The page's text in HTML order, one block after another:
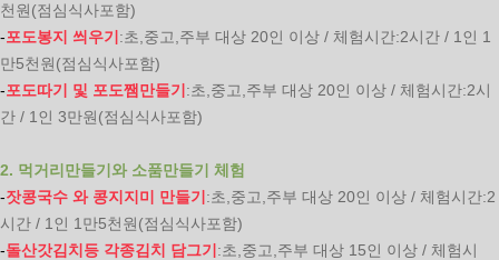
천원(점심식사포함)
-포도봉지 씌우기 :초,중고,주부 대상 20인 이상 / 체험시간:2시간 / 1인 1
만5천원(점심식사포함)
-포도따기 및 포도쨈만들기 :초,중고,주부 대상 20인 이상 / 체험시간:2시
간 / 1인 3만원(점심식사포함)
2. 먹거리만들기와 소품만들기 체험
-잣콩국수 와 콩지지미 만들기 :초,중고,주부 대상 20인 이상 / 체험시간:2
시간 / 1인 1만5천원(점심식사포함)
-돌산갓김치등 각종김치 담그기 :초,중고,주부 대상 15인 이상 / 체험시